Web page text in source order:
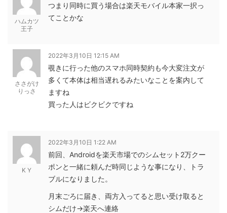
ハムカツ
王子
つまり同時に買う場合は楽天モバイル本家一択っ
てことかな
ささがけ
りっさ
2022年3月10日 12:15 AM
覗きに行った他のスマホ同時契約も今大変注文が
多くて本体は相当遅れるみたいなことを案内して
ますね
買った人はビクビクですね
K Y
2022年3月10日 1:22 AM
前回、Androidを楽天市場でのシムセット2万クー
ポンと一緒に頼んだ時同じような事になり、トラ
ブルになりました。
月末ごろに届き、両方入ってると思い受け取ると
シムだけ→楽天へ連絡